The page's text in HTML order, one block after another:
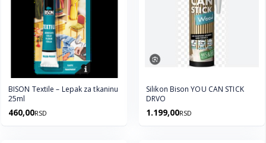
BISON Textile – Lepak za tkaninu
25ml
460,00RSD
Silikon Bison YOU CAN STICK
DRVO
1.199,00RSD